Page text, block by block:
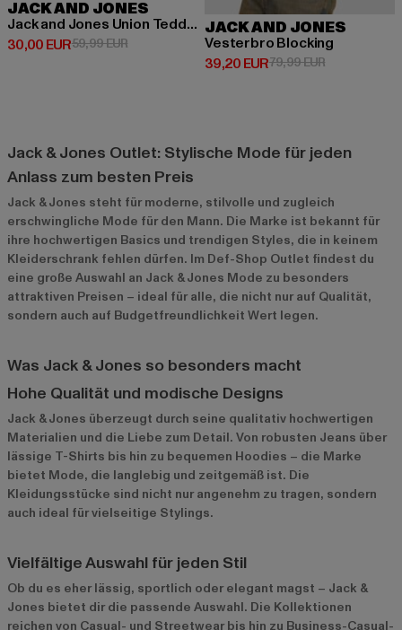
JACK AND JONES
Jack and Jones Union Teddy Übergangsjacken
30,00 EUR
Derzeitiger Preis: 30,00 EUR
59,99 EURAktionspreis: 59,99 EUR
JACK AND JONES
Vesterbro Blocking
39,20 EUR
Derzeitiger Preis: 39,20 EUR
79,99 EURAktionspreis:
Jack & Jones Outlet: Stylische Mode für jeden
Anlass zum besten Preis
Jack & Jones steht für moderne, stilvolle und zugleich
erschwingliche Mode für den Mann. Die Marke ist bekannt für
ihre hochwertigen Basics und trendigen Styles, die in keinem
Kleiderschrank fehlen dürfen. Im Def-Shop Outlet findest du
eine große Auswahl an Jack & Jones Mode zu besonders
attraktiven Preisen – ideal für alle, die nicht nur auf Qualität,
sondern auch auf Budgetfreundlichkeit Wert legen.
Was Jack & Jones so besonders macht
Hohe Qualität und modische Designs
Jack & Jones überzeugt durch seine qualitativ hochwertigen
Materialien und die Liebe zum Detail. Von robusten Jeans über
lässige T-Shirts bis hin zu bequemen Hoodies – die Marke
bietet Mode, die langlebig und zeitgemäß ist. Die
Kleidungsstücke sind nicht nur angenehm zu tragen, sondern
auch ideal für vielseitige Stylings.
Vielfältige Auswahl für jeden Stil
Ob du es eher lässig, sportlich oder elegant magst – Jack &
Jones bietet dir die passende Auswahl. Die Kollektionen
reichen von Casual- und Streetwear bis hin zu Business-Casual-